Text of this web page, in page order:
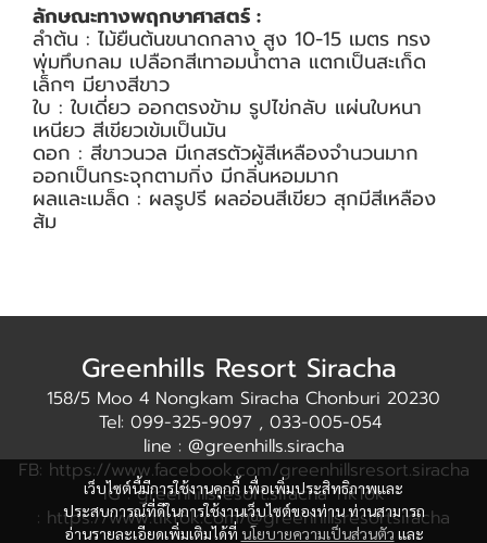
ลักษณะทางพฤกษาศาสตร์ :
ลำต้น : ไม้ยืนต้นขนาดกลาง สูง 10-15 เมตร ทรง
พุ่มทึบกลม เปลือกสีเทาอมน้ำตาล แตกเป็นสะเก็ด
เล็กๆ มียางสีขาว
ใบ : ใบเดี่ยว ออกตรงข้าม รูปไข่กลับ แผ่นใบหนา
เหนียว สีเขียวเข้มเป็นมัน
ดอก : สีขาวนวล มีเกสรตัวผู้สีเหลืองจำนวนมาก
ออกเป็นกระจุกตามกิ่ง มีกลิ่นหอมมาก
ผลและเมล็ด : ผลรูปรี ผลอ่อนสีเขียว สุกมีสีเหลือง
ส้ม
เว็บไซต์นี้มีการใช้งานคุกกี้ เพื่อเพิ่มประสิทธิภาพและ
ประสบการณ์ที่ดีในการใช้งานเว็บไซต์ของท่าน ท่านสามารถ
อ่านรายละเอียดเพิ่มเติมได้ที่ นโยบายความเป็นส่วนตัว และ
Greenhills Resort Siracha
158/5 Moo 4 Nongkam Siracha Chonburi 20230
Tel: 099-325-9097 , 033-005-054
line : @greenhills.siracha
FB: https://www.facebook.com/greenhillsresort.siracha
IG : greenhillsresort.siracha TikTok
: https://www.tiktok.com/@greenhillsresortsiracha